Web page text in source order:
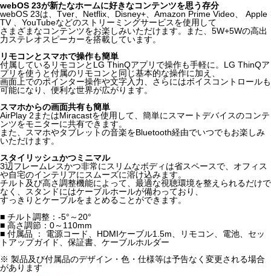
webOS 23が新たなホームに好きなコンテンツを思う存分
webOS 23は、Tver、Netflix、Disney+、Amazon Prime Video、 Apple
TV 、YouTubeなどのストリーミングサービスを使用して
さまざまなコンテンツをお楽しみいただけます。また、5W+5Wの高出
力ステレオスピーカーを搭載しています。
リモコンとスマホで操作も簡単
付属しているリモコンとLG ThinQアプリで操作も手軽に。LG ThinQア
プリを使うと付属のリモコンと同じ基本的な操作に加え、
画面上でのポインター操作や文字入力、さらにはボイスコントロールも
可能になり、便利な世界が広がります。
スマホからの画面共有も簡単
AirPlay 2またはMiracastを使用して、簡単にスマートデバイスのコンテ
ンツをモニターに共有できます。
また、スマホやタブレットの音楽をBluetooth経由でいつでもお楽しみ
いただけます。
スタイリッシュかつミニマル
3辺フレームレスかつ非常にスリムなボディは省スペースで、オフィス
や自宅のインテリアにスムーズに溶け込みます。
チルト及び高さ調整機能によって、最適な視聴環境を整えられるだけで
なく、スタンドにはケーブルホールが備わっており、
すっきりとケーブルをまとめることができます。
■ チルト調整：-5°～20°
■ 高さ調節：0～110mm
■ 付属品 ： 電源コード、HDMIケーブル1.5m、リモコン、電池、セッ
トアップガイド、保証書、ケーブルホルダー
※ 製品及び付属品のデザイン・色・仕様等は予告なく変更される場合
があります